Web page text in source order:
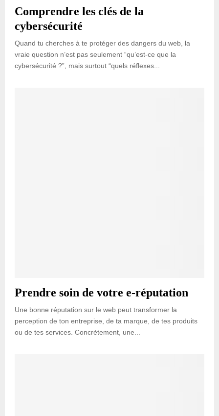
Comprendre les clés de la
cybersécurité
Quand tu cherches à te protéger des dangers du web, la
vraie question n’est pas seulement “qu’est-ce que la
cybersécurité ?”, mais surtout “quels réflexes...
Prendre soin de votre e-réputation
Une bonne réputation sur le web peut transformer la
perception de ton entreprise, de ta marque, de tes produits
ou de tes services. Concrètement, une...